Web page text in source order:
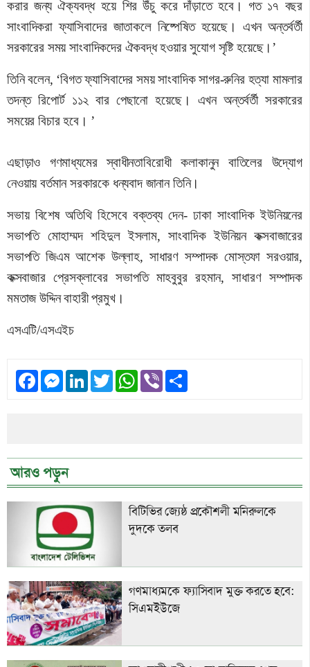
করার জন্য ঐক্যবদ্ধ হয়ে শির উঁচু করে দাঁড়াতে হবে। গত ১৭ বছর
সাংবাদিকরা ফ্যাসিবাদের জাতাকলে নিষ্পেষিত হয়েছে। এখন অন্তর্বর্তী
সরকারের সময় সাংবাদিকদের ঐকবদ্ধ হওয়ার সুযোগ সৃষ্টি হয়েছে।’
তিনি বলেন, ‘বিগত ফ্যাসিবাদের সময় সাংবাদিক সাগর-রুনির হত্যা মামলার
তদন্ত রিপোর্ট ১১২ বার পেছানো হয়েছে। এখন অন্তর্বর্তী সরকারের
সময়ের বিচার হবে। ’
এছাড়াও গণমাধ্যমের স্বাধীনতাবিরোধী কলাকানুন বাতিলের উদ্যোগ
নেওয়ায় বর্তমান সরকারকে ধন্যবাদ জানান তিনি।
সভায় বিশেষ অতিথি হিসেবে বক্তব্য দেন- ঢাকা সাংবাদিক ইউনিয়নের
সভাপতি মোহাম্মদ শহিদুল ইসলাম, সাংবাদিক ইউনিয়ন কক্সবাজারের
সভাপতি জিএম আশেক উল্লাহ, সাধারণ সম্পাদক মোস্তফা সরওয়ার,
কক্সবাজার প্রেসক্লাবের সভাপতি মাহবুবুর রহমান, সাধারণ সম্পাদক
মমতাজ উদ্দিন বাহারী প্রমুখ।
এসএটি/এসএইচ
FacebookMessengerLinkedInTwitterWhatsApp
Viber
আরও পড়ুন
বিটিভির জ্যেষ্ঠ প্রকৌশলী মনিরুলকে
দুদকে তলব
গণমাধ্যমকে ফ্যাসিবাদ মুক্ত করতে হবে:
সিএমইউজে